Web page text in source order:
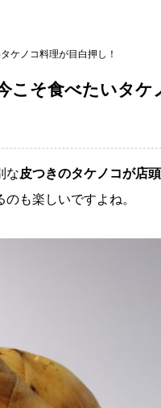
ケノコ料理が目白押し！
こそ食べたいタケ
な皮つきのタケノコが店
も楽しいですよね。